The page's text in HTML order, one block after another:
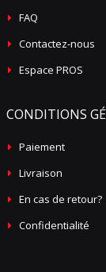
FAQ
Contactez-nous
Espace PROS
CONDITIONS
Paiement
Livraison
En cas de retour?
Confidentialité